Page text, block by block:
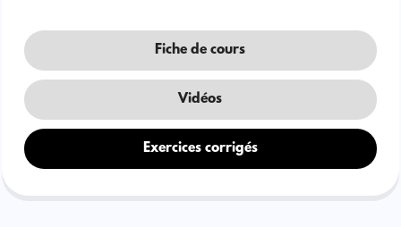
Fiche de cours
Vidéos
Exercices corrigés